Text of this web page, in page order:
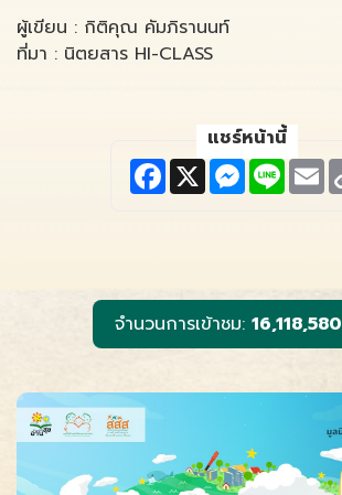
ผู้เขียน : กิติคุณ คัมภิรานนท์
ที่มา : นิตยสาร HI-CLASS
แชร์หน้านี้
F
a
c
X M
e
s
r
L
n
E
m
a
จำนวนการเข้าชม: 16,118,580